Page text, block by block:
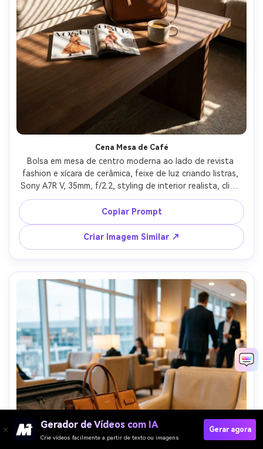
Cena Mesa de Café
Bolsa em mesa de centro moderna ao lado de revista
fashion e xícara de cerâmica, feixe de luz criando listras,
Sony A7R V, 35mm, f/2.2, styling de interior realista, clima
aspiracional lifestyle, padrão de editorial doméstico --ar
4:5
Copiar Prompt
Criar Imagem Similar ↗
Gerador de Vídeos com IA
Crie vídeos facilmente a partir de texto ou imagens
Gerar agora